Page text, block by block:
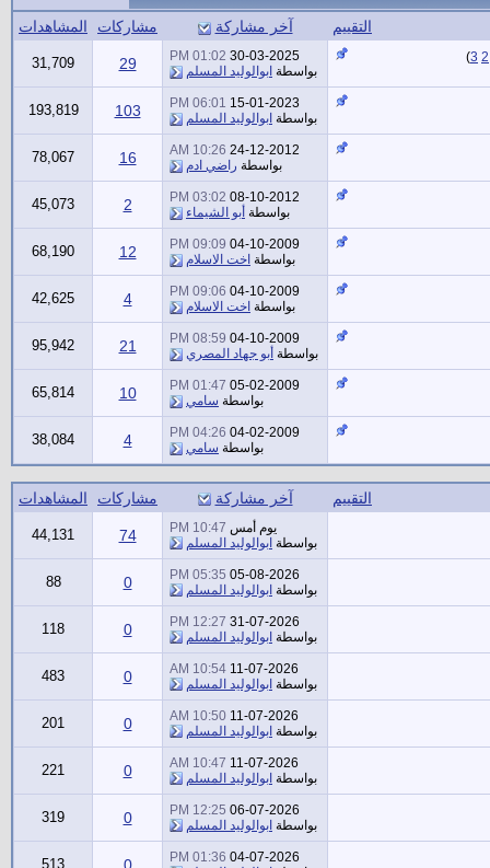
التقييم آخر مشاركة مشاركات المشاهدات
2
3
)
30-03-2025
01:02 PM
بواسطة ابوالوليد المسلم 29
31,709
15-01-2023
06:01 PM
بواسطة ابوالوليد المسلم 103
193,819
24-12-2012
10:26 AM
بواسطة راضي ادم 16
78,067
08-10-2012
03:02 PM
بواسطة أبو الشيماء 2
45,073
04-10-2009
09:09 PM
بواسطة اخت الاسلام 12
68,190
04-10-2009
09:06 PM
بواسطة اخت الاسلام 4
42,625
04-10-2009
08:59 PM
بواسطة أبو جهاد المصري 21
95,942
05-02-2009
01:47 PM
بواسطة سامي 10
65,814
04-02-2009
04:26 PM
بواسطة سامي 4
38,084
التقييم آخر مشاركة مشاركات المشاهدات
يوم أمس 10:47 PM
بواسطة ابوالوليد المسلم 74
44,131
05-08-2026
05:35 PM
بواسطة ابوالوليد المسلم 0
88
31-07-2026
12:27 PM
بواسطة ابوالوليد المسلم 0
118
11-07-2026
10:54 AM
بواسطة ابوالوليد المسلم 0
483
11-07-2026
10:50 AM
بواسطة ابوالوليد المسلم 0
201
11-07-2026
10:47 AM
بواسطة ابوالوليد المسلم 0
221
06-07-2026
12:25 PM
بواسطة ابوالوليد المسلم 0
319
04-07-2026
01:36 PM
0
513